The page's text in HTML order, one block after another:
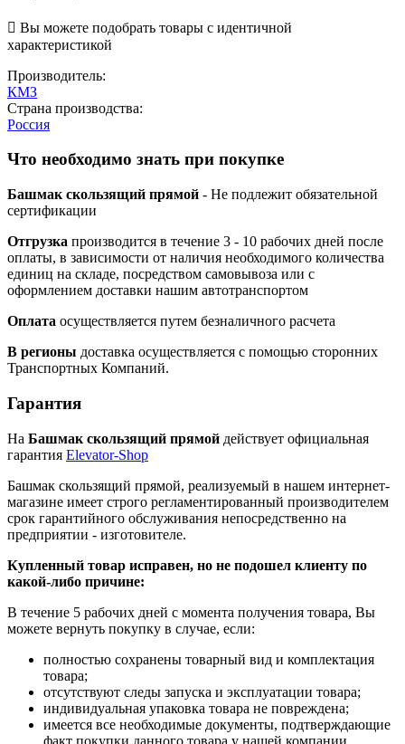
 Вы можете подобрать товары с идентичной
характеристикой
Производитель:
КМЗ
Страна производства:
Россия
Что необходимо знать при покупке
Башмак скользящий прямой - Не подлежит обязательной
сертификации
Отгрузка производится в течение 3 - 10 рабочих дней после
оплаты, в зависимости от наличия необходимого количества
единиц на складе, посредством самовывоза или с
оформлением доставки нашим автотранспортом
Оплата осуществляется путем безналичного расчета
В регионы доставка осуществляется с помощью сторонних
Транспортных Компаний.
Гарантия
На Башмак скользящий прямой действует официальная
гарантия Elevator-Shop
Башмак скользящий прямой, реализуемый в нашем интернет-
магазине имеет строго регламентированный производителем
срок гарантийного обслуживания непосредственно на
предприятии - изготовителе.
Купленный товар исправен, но не подошел клиенту по
какой-либо причине:
В течение 5 рабочих дней с момента получения товара, Вы
можете вернуть покупку в случае, если:
полностью сохранены товарный вид и комплектация
товара;
отсутствуют следы запуска и эксплуатации товара;
индивидуальная упаковка товара не повреждена;
имеется все необходимые документы, подтверждающие
факт покупки данного товара у нашей компании.